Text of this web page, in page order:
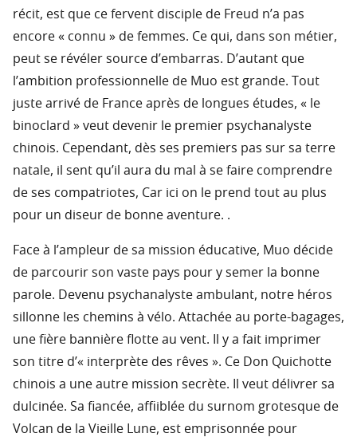
récit, est que ce fervent disciple de Freud n’a pas
encore « connu » de femmes. Ce qui, dans son métier,
peut se révéler source d’embarras. D’autant que
l’ambition professionnelle de Muo est grande. Tout
juste arrivé de France après de longues études, « le
binoclard » veut devenir le premier psychanalyste
chinois. Cependant, dès ses premiers pas sur sa terre
natale, il sent qu’il aura du mal à se faire comprendre
de ses compatriotes, Car ici on le prend tout au plus
pour un diseur de bonne aventure. .
Face à l’ampleur de sa mission éducative, Muo décide
de parcourir son vaste pays pour y semer la bonne
parole. Devenu psychanalyste ambulant, notre héros
sillonne les chemins à vélo. Attachée au porte-bagages,
une fière bannière flotte au vent. Il y a fait imprimer
son titre d’« interprète des rêves ». Ce Don Quichotte
chinois a une autre mission secrète. Il veut délivrer sa
dulcinée. Sa fiancée, affiiblée du surnom grotesque de
Volcan de la Vieille Lune, est emprisonnée pour